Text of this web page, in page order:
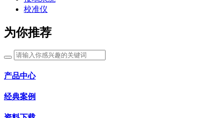
校准仪
为你推荐
产品中心
经典案例